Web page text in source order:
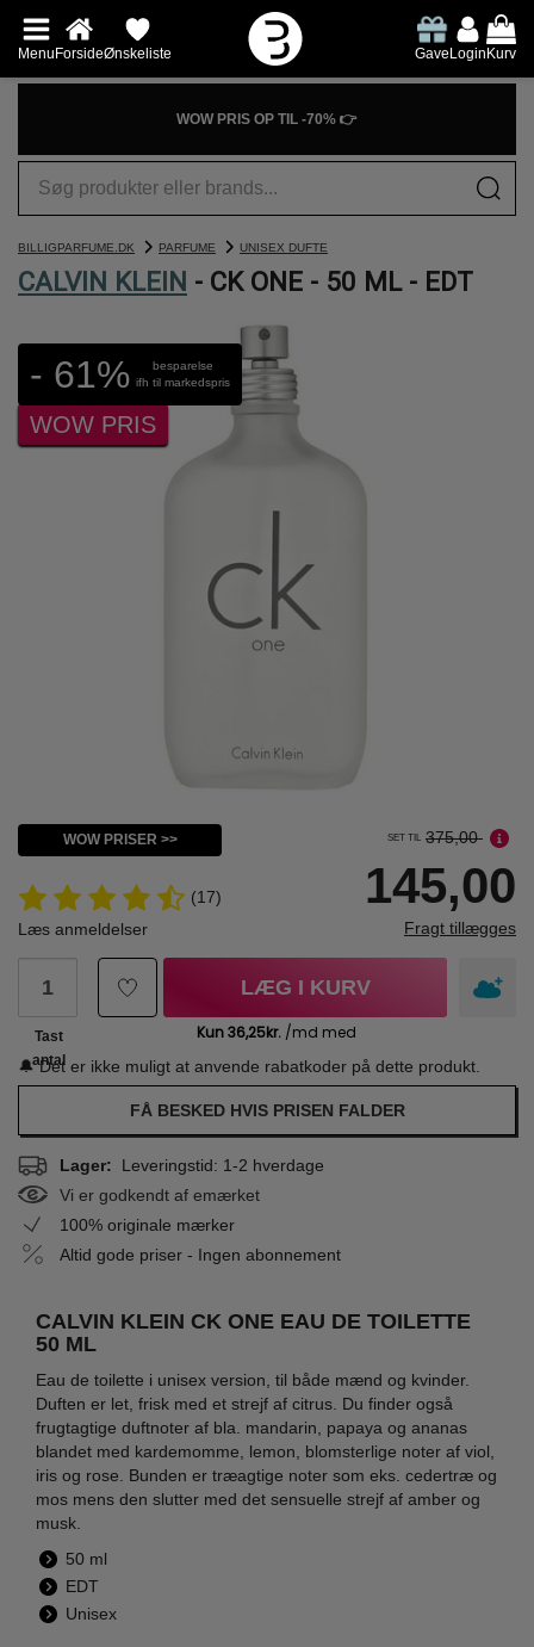
MenuForsideØnskeliste GaveLoginKurv
WOW PRIS OP TIL -70% 👉
BILLIGPARFUME.DK PARFUME UNISEX DUFTE
CALVIN KLEIN - CK ONE - 50 ML - EDT
- 61%
besparelse
ifh til markedspris
WOW PRIS
WOW PRISER >>
(17)
Læs anmeldelser
SET TIL 375,00
145,00
Fragt tillægges
Tast
antal
LÆG I KURV
🔔 Det er ikke muligt at anvende rabatkoder på dette produkt.
FÅ BESKED HVIS PRISEN FALDER
Lager: Leveringstid: 1-2 hverdage
Vi er godkendt af emærket
100% originale mærker
Altid gode priser - Ingen abonnement
CALVIN KLEIN CK ONE EAU DE TOILETTE
50 ML
Eau de toilette i unisex version, til både mænd og kvinder.
Duften er let, frisk med et strejf af citrus. Du finder også
frugtagtige duftnoter af bla. mandarin, papaya og ananas
blandet med kardemomme, lemon, blomsterlige noter af viol,
iris og rose. Bunden er træagtige noter som eks. cedertræ og
mos mens den slutter med det sensuelle strejf af amber og
musk.
50 ml
EDT
Unisex